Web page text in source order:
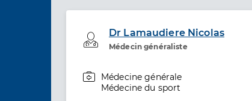
Dr Lamaudiere Nicolas
Médecin généraliste
Professionel de santé
Spécialités
Médecine générale
Médecine du sport